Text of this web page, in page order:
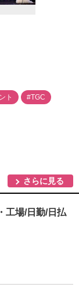
ト #TGC
さらに見る
工場/日勤/日払